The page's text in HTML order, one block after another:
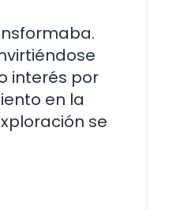
interés por
en la
se